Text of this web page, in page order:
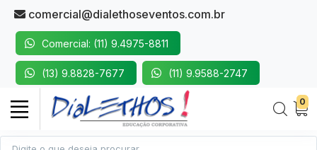
comercial@dialethoseventos.com.br
Comercial: (11) 9.4975-8811
(13) 9.8828-7677 (11) 9.9588-2747
0